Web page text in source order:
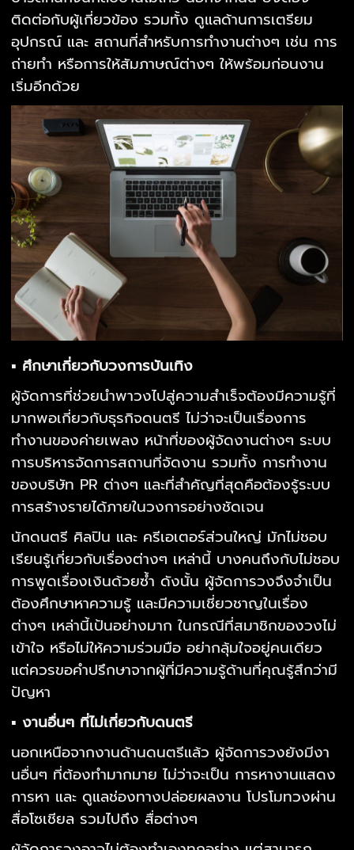
ติดต่อกับผู้เกี่ยวข้อง รวมทั้ง ดูแลด้านการเตรียม
อุปกรณ์ และ สถานที่สำหรับการทำงานต่างๆ เช่น การ
ถ่ายทำ หรือการให้สัมภาษณ์ต่างๆ ให้พร้อมก่อนงาน
เริ่มอีกด้วย
▪ ศึกษาเกี่ยวกับวงการบันเทิง
ผู้จัดการที่ช่วยนำพาวงไปสู่ความสำเร็จต้องมีความรู้ที่
มากพอเกี่ยวกับธุรกิจดนตรี ไม่ว่าจะเป็นเรื่องการ
ทำงานของค่ายเพลง หน้าที่ของผู้จัดงานต่างๆ ระบบ
การบริหารจัดการสถานที่จัดงาน รวมทั้ง การทำงาน
ของบริษัท PR ต่างๆ และที่สำคัญที่สุดคือต้องรู้ระบบ
การสร้างรายได้ภายในวงการอย่างชัดเจน
นักดนตรี ศิลปิน และ ครีเอเตอร์ส่วนใหญ่ มักไม่ชอบ
เรียนรู้เกี่ยวกับเรื่องต่างๆ เหล่านี้ บางคนถึงกับไม่ชอบ
การพูดเรื่องเงินด้วยซ้ำ ดังนั้น ผู้จัดการวงจึงจำเป็น
ต้องศึกษาหาความรู้ และมีความเชี่ยวชาญในเรื่อง
ต่างๆ เหล่านี้เป้นอย่างมาก ในกรณีที่สมาชิกของวงไม่
เข้าใจ หรือไม่ให้ความร่วมมือ อย่ากลุ้มใจอยู่คนเดียว
แต่ควรขอคำปรึกษาจากผู้ที่มีความรู้ด้านที่คุณรู้สึกว่ามี
ปัญหา
▪ งานอื่นๆ ที่ไม่เกี่ยวกับดนตรี
นอกเหนือจากงานด้านดนตรีแล้ว ผู้จัดการวงยังมีงา
นอื่นๆ ที่ต้องทำมากมาย ไม่ว่าจะเป็น การหางานแสดง
การหา และ ดูแลช่องทางปล่อยผลงาน โปรโมทวงผ่าน
สื่อโซเชียล รวมไปถึง สื่อต่างๆ